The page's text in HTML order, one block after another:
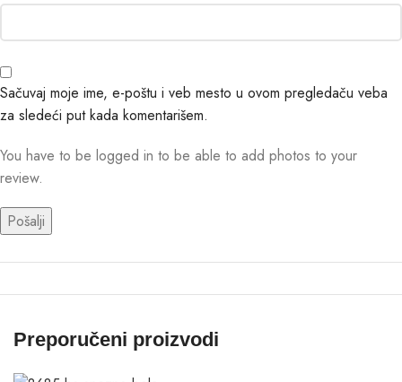
Sačuvaj moje ime, e-poštu i veb mesto u ovom pregledaču veba
za sledeći put kada komentarišem.
You have to be logged in to be able to add photos to your
review.
Preporučeni proizvodi